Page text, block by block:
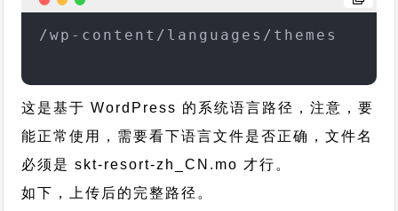
/wp-content/languages/themes
这是基于 WordPress 的系统语言路径，注意，要
能正常使用，需要看下语言文件是否正确，文件名
必须是 skt-resort-zh_CN.mo 才行。
如下，上传后的完整路径。